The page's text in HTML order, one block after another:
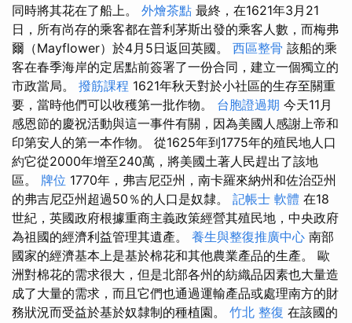
同時將其花在了船上。 外燴茶點 最終，在1621年3月21
日，所有尚存的乘客都在普利茅斯出發的乘客人數，而梅弗
爾（Mayflower）於4月5日返回英國。 西區整骨 該船的乘
客在春季海岸的定居點前簽署了一份合同，建立一個獨立的
市政當局。 撥筋課程 1621年秋天對於小社區的生存至關重
要，當時他們可以收穫第一批作物。 台胞證過期 今天11月
感恩節的慶祝活動與這一事件有關，因為美國人感謝上帝和
印第安人的第一本作物。 從1625年到1775年的殖民地人口
約它從2000年增至240萬，將美國土著人民趕出了該地
區。 牌位 1770年，弗吉尼亞州，南卡羅來納州和佐治亞州
的弗吉尼亞州超過50％的人口是奴隸。 記帳士 軟體 在18
世紀，英國政府根據重商主義政策經營其殖民地，中央政府
為祖國的經濟利益管理其遺產。 養生與整復推廣中心 南部
國家的經濟基本上是基於棉花和其他農業產品的生產。 歐
洲對棉花的需求很大，但是北部各州的紡織品因素也大量造
成了大量的需求，而且它們也通過運輸產品或處理南方的財
務狀況而受益於基於奴隸制的種植園。 竹北 整復 在該國的